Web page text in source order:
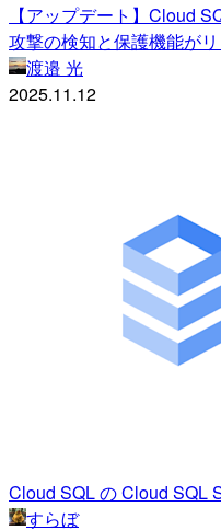
【アップデート】Cloud
攻撃の検知と保護機能が
渡邉 光
2025.11.12
Cloud SQL の Cloud SQL
すらぼ